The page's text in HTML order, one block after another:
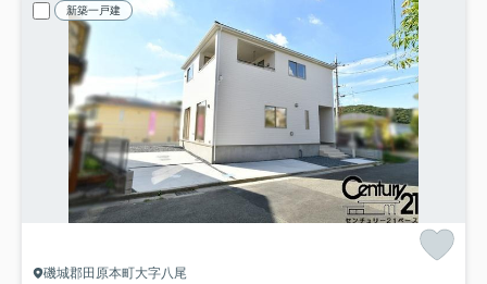
新築一戸建
磯城郡田原本町大字八尾